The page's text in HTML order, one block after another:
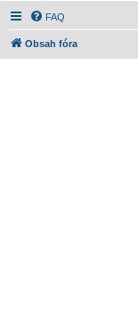
FAQ
Obsah fóra